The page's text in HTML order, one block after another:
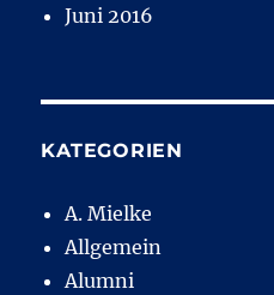
Juni 2016
KATEGORIEN
A. Mielke
Allgemein
Alumni